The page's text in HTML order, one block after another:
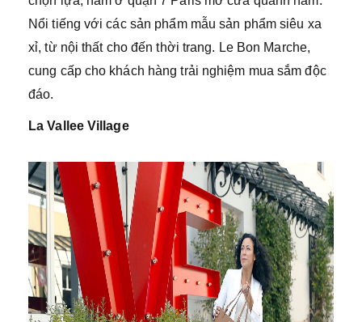
Nổi tiếng với các sản phẩm mẫu sản phẩm siêu xa
xỉ, từ nội thất cho đến thời trang. Le Bon Marche,
cung cấp cho khách hàng trải nghiệm mua sắm độc
đáo.
La Vallee Village